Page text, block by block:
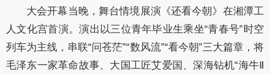
大会开幕当晚，舞台情境展演《还看今朝》在湘潭工
人文化宫首演。演出以三位青年毕业生乘坐“青春号”时空
列车为主线，串联“问苍茫”“数风流”“看今朝”三大篇章，将
毛泽东一家革命故事、大国工匠艾爱国、深海钻机“海牛Ⅱ